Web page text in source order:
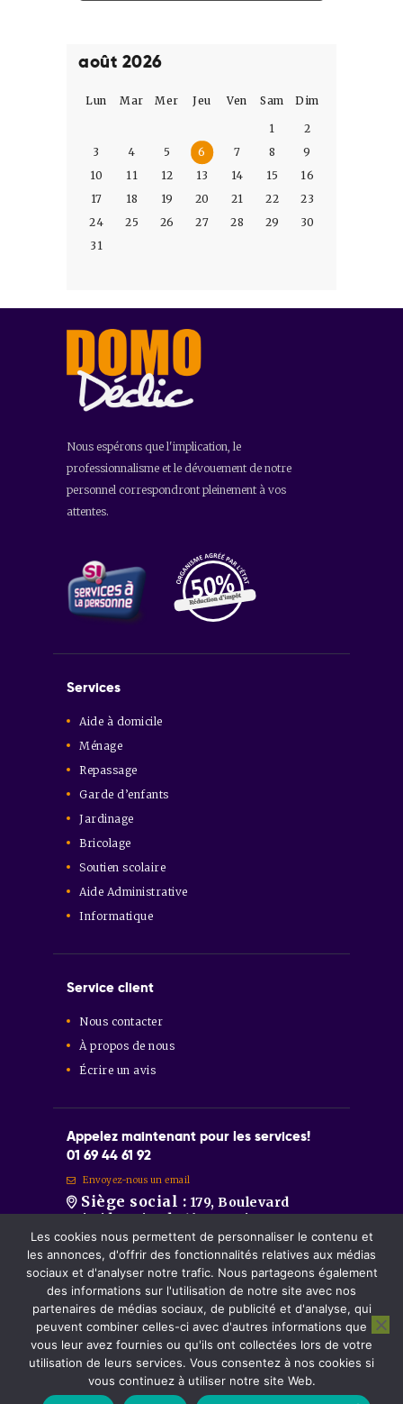
août 2026
Lun Mar Mer Jeu Ven Sam Dim
1
2
3
4 5 6 7 8
9
10
11 12 13 14 15
16
17
18 19 20 21 22
23
24
25 26 27 28 29
30
31
Nous espérons que l'implication, le
professionnalisme et le dévouement de notre
personnel correspondront pleinement à vos
attentes.
Services
Aide à domicile
Ménage
Repassage
Garde d’enfants
Jardinage
Bricolage
Soutien scolaire
Aide Administrative
Informatique
Service client
Nous contacter
À propos de nous
Écrire un avis
Appelez maintenant pour les services!
01 69 44 61 92
Envoyez-nous un email
Siège social : 179, Boulevard
Aristide Briand 91600 Savigny-sur-
Orge
Sainte-Geneviève-des-Bois :86
Route de Longpont 91700 Sainte-
Geneviève-des-Bois.
Montgeron : 81, Avenue de la
République 91230 Montgeron.
2026 Tous les droits sont
réservés.Mentions légales et politique de
Les cookies nous permettent de personnaliser le contenu et
les annonces, d'offrir des fonctionnalités relatives aux médias
sociaux et d'analyser notre trafic. Nous partageons également
des informations sur l'utilisation de notre site avec nos
partenaires de médias sociaux, de publicité et d'analyse, qui
peuvent combiner celles-ci avec d'autres informations que
vous leur avez fournies ou qu'ils ont collectées lors de votre
utilisation de leurs services. Vous consentez à nos cookies si
vous continuez à utiliser notre site Web.